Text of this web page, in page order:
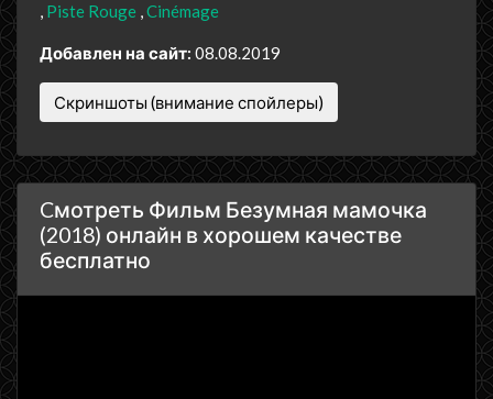
Piste Rouge Cinémage
Добавлен на сайт: 08.08.2019
Скриншоты (внимание спойлеры)
Cмотреть Фильм Безумная мамочка
(2018) онлайн в хорошем качестве
бесплатно